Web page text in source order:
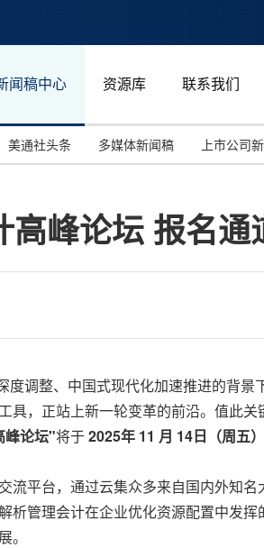
闻稿中心 资源库 联系我们
美通社头条 多媒体新闻稿 上市公司
峰论坛 报名通
度调整、中国式现代化加速推进的背
具，正站上新一轮变革的前沿。值此
峰论坛"将于2025年 11 月 14日（周五）
流平台，通过云集众多来自国内外知
析管理会计在企业优化资源配置中发
。